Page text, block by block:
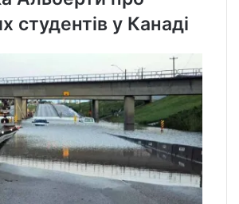
студентів у Канаді